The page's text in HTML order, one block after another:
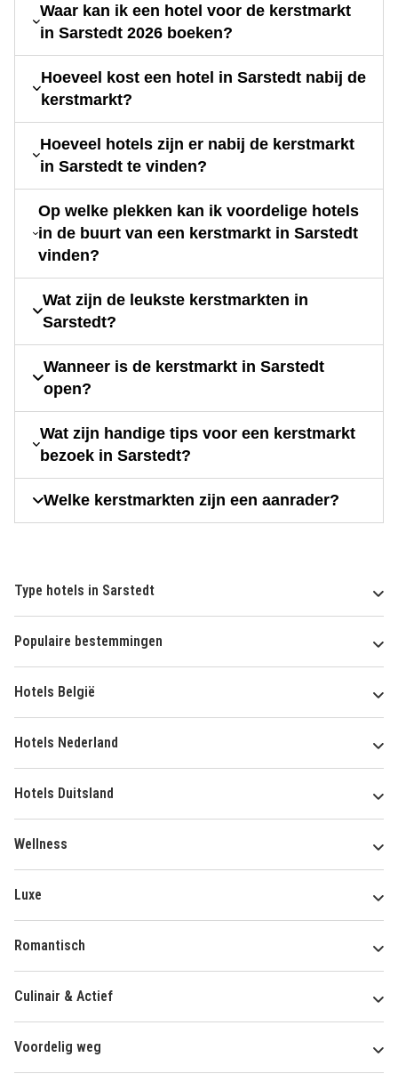
Waar kan ik een hotel voor de kerstmarkt
in Sarstedt 2026 boeken?
Hoeveel kost een hotel in Sarstedt nabij de
kerstmarkt?
Hoeveel hotels zijn er nabij de kerstmarkt
in Sarstedt te vinden?
Op welke plekken kan ik voordelige hotels
in de buurt van een kerstmarkt in Sarstedt
vinden?
Wat zijn de leukste kerstmarkten in
Sarstedt?
Wanneer is de kerstmarkt in Sarstedt
open?
Wat zijn handige tips voor een kerstmarkt
bezoek in Sarstedt?
Welke kerstmarkten zijn een aanrader?
Type hotels in Sarstedt
Populaire bestemmingen
Hotels België
Hotels Nederland
Hotels Duitsland
Wellness
Luxe
Romantisch
Culinair & Actief
Voordelig weg